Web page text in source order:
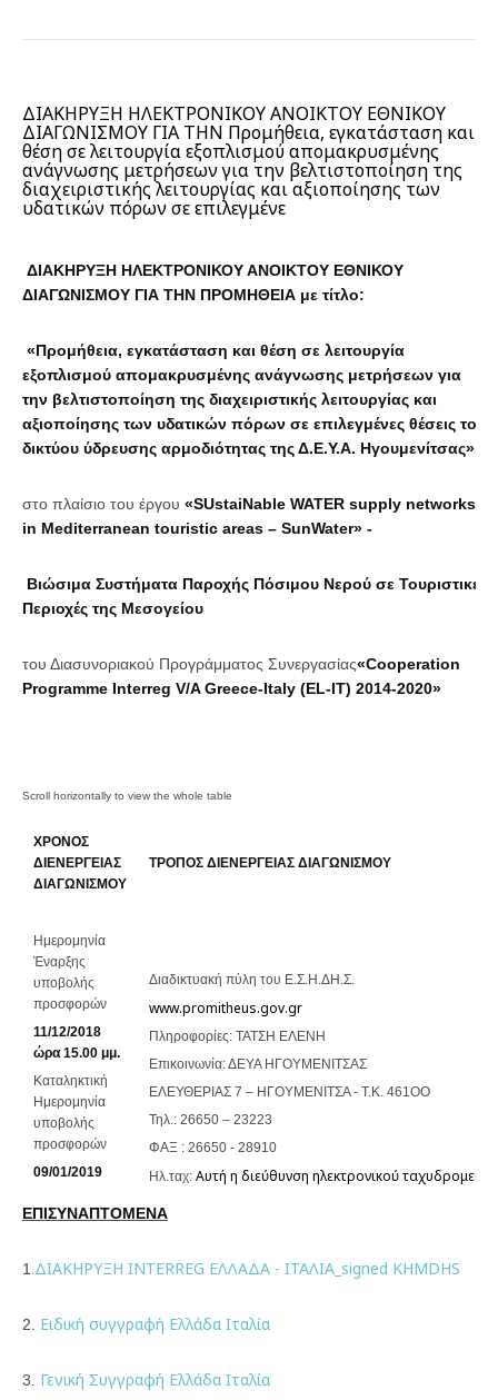
ΔΙΑΚΗΡΥΞΗ ΗΛΕΚΤΡΟΝΙΚΟΥ ΑΝΟΙΚΤΟΥ ΕΘΝΙΚΟΥ
ΔΙΑΓΩΝΙΣΜΟΥ ΓΙΑ ΤΗΝ Προμήθεια, εγκατάσταση και
θέση σε λειτουργία εξοπλισμού απομακρυσμένης
ανάγνωσης μετρήσεων για την βελτιστοποίηση της
διαχειριστικής λειτουργίας και αξιοποίησης των
υδατικών πόρων σε επιλεγμένε
ΔΙΑΚΗΡΥΞΗ ΗΛΕΚΤΡΟΝΙΚΟΥ ΑΝΟΙΚΤΟΥ ΕΘΝΙΚΟΥ
ΔΙΑΓΩΝΙΣΜΟΥ ΓΙΑ ΤΗΝ ΠΡΟΜΗΘΕΙΑ με τίτλο:
«Προμήθεια, εγκατάσταση και θέση σε λειτουργία
εξοπλισμού απομακρυσμένης ανάγνωσης μετρήσεων για
την βελτιστοποίηση της διαχειριστικής λειτουργίας και
αξιοποίησης των υδατικών πόρων σε επιλεγμένες θέσεις του
δικτύου ύδρευσης αρμοδιότητας της Δ.Ε.Υ.Α. Ηγουμενίτσας»
στο πλαίσιο του έργου «SUstaiNable WATER supply networks
in Mediterranean touristic areas – SunWater» -
Βιώσιμα Συστήματα Παροχής Πόσιμου Νερού σε Τουριστικές
Περιοχές της Μεσογείου
του Διασυνοριακού Προγράμματος Συνεργασίας«Cooperation
Programme Interreg V/A Greece-Italy (EL-IT) 2014-2020»
ΧΡΟΝΟΣ
ΔΙΕΝΕΡΓΕΙΑΣ
ΔΙΑΓΩΝΙΣΜΟΥ
ΤΡΟΠΟΣ ΔΙΕΝΕΡΓΕΙΑΣ ΔΙΑΓΩΝΙΣΜΟΥ
Ημερομηνία
Έναρξης
υποβολής
προσφορών
11/12/2018
ώρα 15.00 μμ.
Καταληκτική
Ημερομηνία
υποβολής
προσφορών
09/01/2019
Ημερομηνία
Αποσφράγισης
15/01/2019
Διαδικτυακή πύλη του Ε.Σ.Η.ΔΗ.Σ.
www.promitheus.gov.gr
Πληροφορίες: ΤΑΤΣΗ ΕΛΕΝΗ
Επικοινωνία: ΔΕΥΑ ΗΓΟΥΜΕΝΙΤΣΑΣ
ΕΛΕΥΘΕΡΙΑΣ 7 – ΗΓΟΥΜΕΝΙΤΣΑ - T.K. 461ΟΟ
Τηλ.: 26650 – 23223
ΦΑΞ : 26650 - 28910
Ηλ.ταχ: Αυτή η διεύθυνση ηλεκτρονικού
Χρειάζεται να ενεργοποιήσετε τη JavaScript για να
Διαδικτυακή πύλη ΔΕΥΑ Ηγουμενίτσας
ΕΠΙΣΥΝΑΠΤΟΜΕΝΑ
1 .ΔΙΑΚΗΡΥΞΗ INTERREG ΕΛΛΑΔΑ - ΙΤΑΛΙΑ_signed KHMDHS
2. Ειδική συγγραφή Ελλάδα Ιταλία
3. Γενική Συγγραφή Ελλάδα Ιταλία